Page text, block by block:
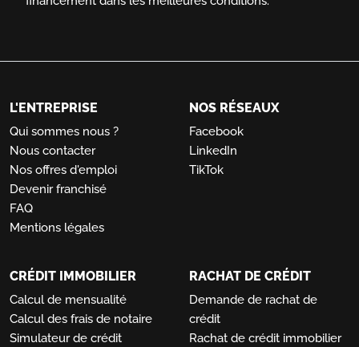
L'ENTREPRISE
Qui sommes nous ?
Nous contacter
Nos offres d'emploi
Devenir franchisé
FAQ
Mentions légales
NOS RÉSEAUX
Facebook
LinkedIn
TikTok
CRÉDIT IMMOBILIER
Calcul de mensualité
Calcul des frais de notaire
Simulateur de crédit
RACHAT DE CRÉDIT
Demande de rachat de
crédit
Rachat de crédit immobilier